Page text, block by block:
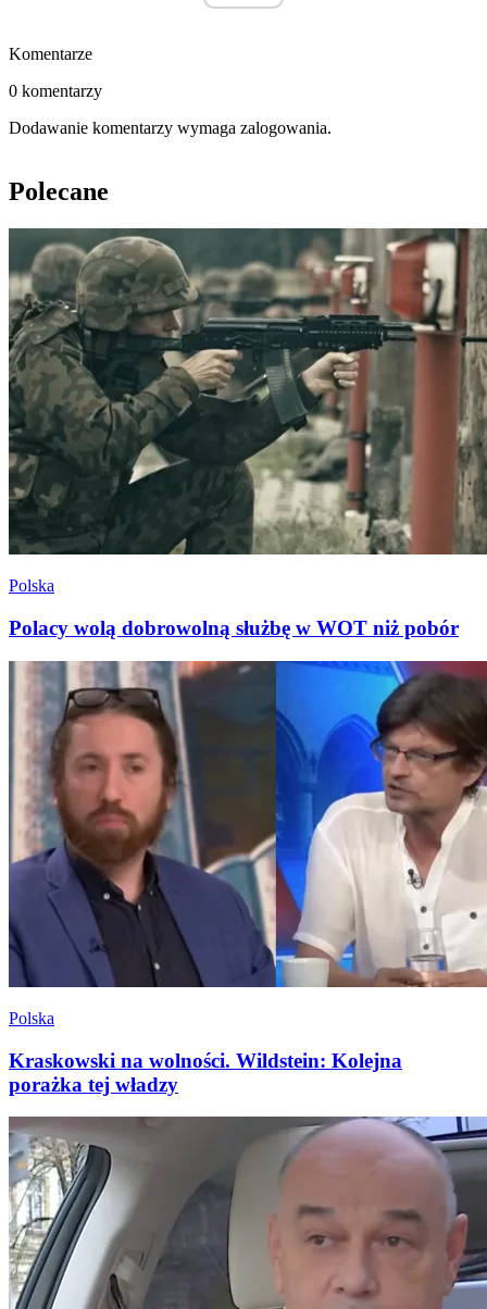
Komentarze
0 komentarzy
Dodawanie komentarzy wymaga zalogowania.
Polecane
Polska
Polacy wolą dobrowolną służbę w WOT niż pobór
Polska
Kraskowski na wolności. Wildstein: Kolejna
porażka tej władzy